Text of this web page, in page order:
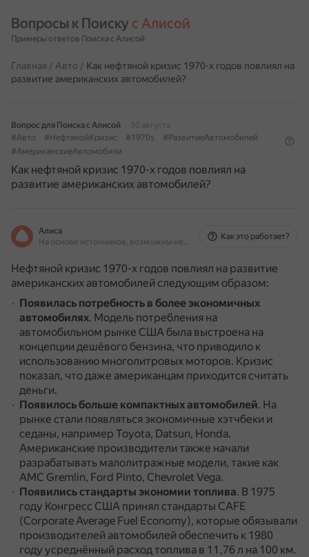
Вопросы к Поиску с Алисой
Примеры ответов Поиска с Алисой
Главная / Авто / Как нефтяной кризис 1970-х годов повлиял на
развитие американских автомобилей?
Вопрос для Поиска с Алисой
10 августа
#Авто
#НефтянойКризис #1970s
#РазвитиеАвтомобилей
#АмериканскиеАвтомобили
Как нефтяной кризис 1970-х годов повлиял на
развитие американских автомобилей?
Алиса
На основе источников, возможны неточности
Как это работает?
Нефтяной кризис 1970-х годов повлиял на развитие
американских автомобилей следующим образом:
Появилась потребность в более экономичных
автомобилях. Модель потребления на
автомобильном рынке США была выстроена на
концепции дешёвого бензина, что приводило к
использованию многолитровых моторов. Кризис
показал, что даже американцам приходится считать
деньги.
Появилось больше компактных автомобилей. На
рынке стали появляться экономичные хэтчбеки и
седаны, например Toyota, Datsun, Honda.
Американские производители также начали
разрабатывать малолитражные модели, такие как
AMC Gremlin, Ford Pinto, Chevrolet Vega.
Появились стандарты экономии топлива. В 1975
году Конгресс США принял стандарты CAFE
(Corporate Average Fuel Economy), которые обязывали
производителей автомобилей обеспечить к 1980
году усреднённый расход топлива в 11,76 л на 100 км.